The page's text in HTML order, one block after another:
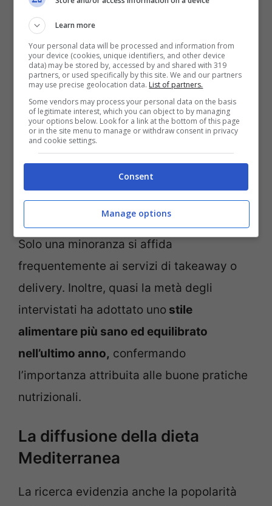
all’obesità (29%) e alla prevenzione di
malattie (25%). Ciò evidenzia come la
dieta non sia vista solo come uno
strumento per perdere peso, ma anche
come parte integrante del benessere
generale.
Nonostante le sfide poste dai ritmi
frenetici della vita moderna, quasi sette
italiani su dieci dichiarano di consumare
prevalentemente cibo cucinato in casa.
Solo una minoranza si affida
frequentemente ai servizi di takeaway o
delivery. Inoltre, quasi la metà degli
intervistati ha adottato uno stile
alimentare più sano ed equilibrato
nell’ultimo anno, confermando
l’importanza attribuita alle buone pratiche
nutrizionali.
La diffusione della dieta
Mediterranea
La ricerca evidenzia anche la popolarità
Learn more
Your personal data will be processed and information from
your device (cookies, unique identifiers, and other device
data) may be stored by, accessed by and shared with 319
partners, or used specifically by this site. We and our partners
may use precise geolocation data. List of partners.
Some vendors may process your personal data on the basis
of legitimate interest, which you can object to by managing
your options below. Look for a link at the bottom of this page
or in the site menu to manage or withdraw consent in privacy
and cookie settings.
Consent
Manage options